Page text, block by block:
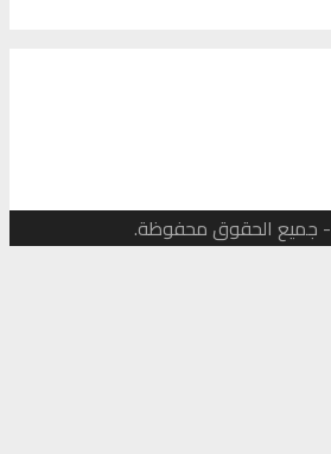
- جميع الحقوق محفوظة.